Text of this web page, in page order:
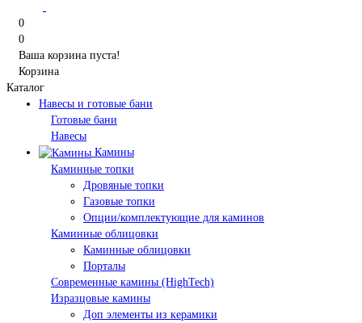
0
0
Ваша корзина пуста!
Корзина
Каталог
Навесы и готовые бани
Готовые бани
Навесы
Камины
Каминные топки
Дровяные топки
Газовые топки
Опции/комплектующие для каминов
Каминные облицовки
Каминные облицовки
Порталы
Современные камины (HighTech)
Изразцовые камины
Доп элементы из керамики